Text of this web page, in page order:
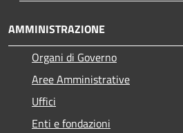
AMMINISTRAZIONE
Organi di Governo
Aree Amministrative
Uffici
Enti e fondazioni